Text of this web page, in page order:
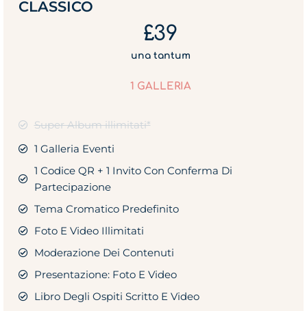
CLASSICO
£39
una tantum
1 GALLERIA
Super Album illimitati*
1 Galleria Eventi
1 Codice QR + 1 Invito Con Conferma Di
Partecipazione
Tema Cromatico Predefinito
Foto E Video Illimitati
Moderazione Dei Contenuti
Presentazione: Foto E Video
Libro Degli Ospiti Scritto E Video